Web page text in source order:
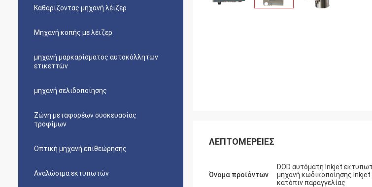
Καθαρίζοντας μηχανή λέιζερ
Μηχανή κοπής με λέιζερ
μηχανή μαρκαρίσματος αυτοκόλλητων
ετικεττών
μηχανή σελιδοποίησης
Ζώνη μεταφορέων συσκευασίας
τροφίμων
Οπτική μηχανή επιθεώρησης
Αναλώσιμα εκτυπωτών
ΛΕΠΤΟΜΈΡΕΙΕΣ
Όνομα προϊόντων
DOD αυτόματη Inkjet
μηχανή κωδικοποίησης
κατόπιν παραγγελίας